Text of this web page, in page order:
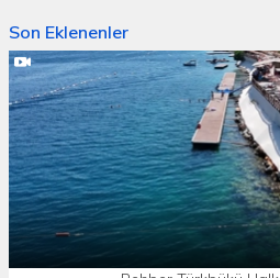
Son Eklenenler